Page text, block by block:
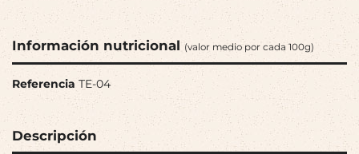
Información nutricional (valor medio por cada 100g)
Referencia TE-04
Descripción